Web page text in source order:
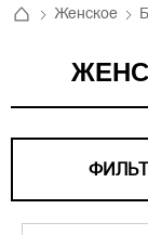
Женское